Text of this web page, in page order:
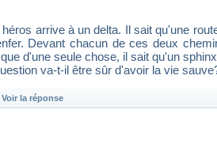
arrive à un delta. Il sait qu'une
Devant chacun de ces deux
d'une seule chose, il sait qu'un
va-t-il être sûr d'avoir la vie
Voir la réponse